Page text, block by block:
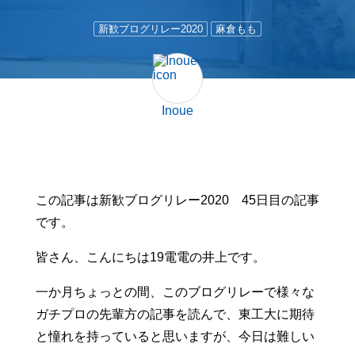
新歓ブログリレー2020 麻倉もも
Inoue
この記事は新歓ブログリレー2020 45日目の記事
です。
皆さん、こんにちは19電電の井上です。
一か月ちょっとの間、このブログリレーで様々な
ガチプロの先輩方の記事を読んで、東工大に期待
と憧れを持っていると思いますが、今日は難しい